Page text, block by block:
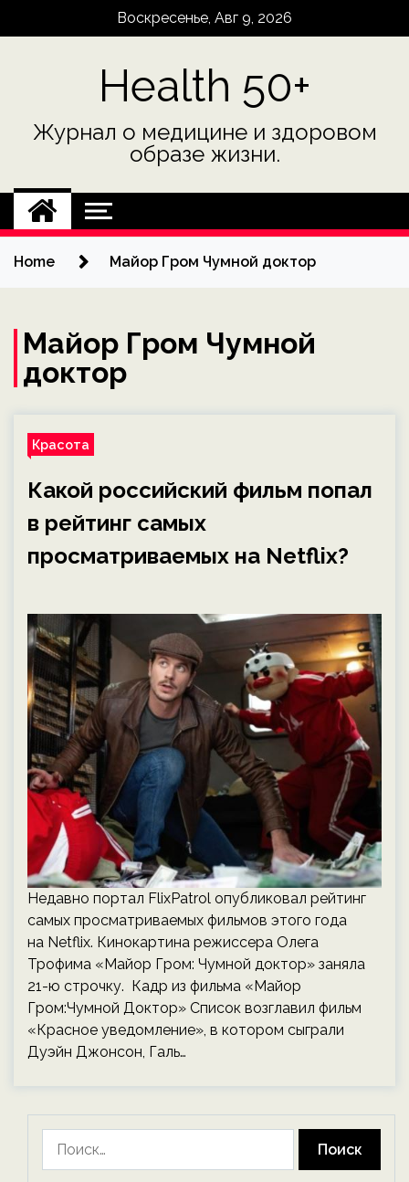
Воскресенье, Авг 9, 2026
Health 50+
Журнал о медицине и здоровом
образе жизни.
Home Майор Гром Чумной доктор
Майор Гром Чумной
доктор
Красота
Какой российский фильм попал
в рейтинг самых
просматриваемых на Netflix?
Недавно портал FlixPatrol опубликовал рейтинг
самых просматриваемых фильмов этого года
на Netflix. Кинокартина режиссера Олега
Трофима «Майор Гром: Чумной доктор» заняла
21-ю строчку. Кадр из фильма «Майор
Гром:Чумной Доктор» Список возглавил фильм
«Красное уведомление», в котором сыграли
Дуэйн Джонсон, Галь…